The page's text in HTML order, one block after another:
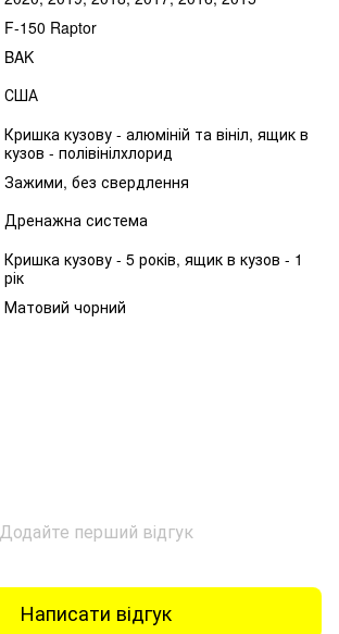
F-150 Raptor
BAK
США
Кришка кузову - алюміній та вініл, ящик в
кузов - полівінілхлорид
Зажими, без свердлення
Дренажна система
Кришка кузову - 5 років, ящик в кузов - 1
рік
Матовий чорний
Додайте перший відгук
Написати відгук